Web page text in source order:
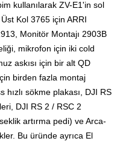
kullanılarak ZV-E1'in sol
Kol 3765 için ARRI
Monitör Montajı 2903B
mikrofon için iki cold
askısı için bir alt QD
birden fazla montaj
hızlı sökme plakası, DJI RS
DJI RS 2 / RSC 2
artırma pedi) ve Arca-
Bu üründe ayrıca El